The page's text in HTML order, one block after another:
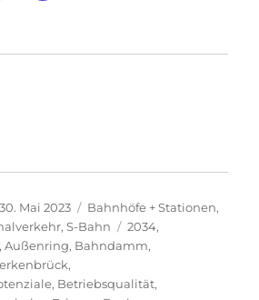
Veröffentlicht
30. Mai 2023 Kategorien
Bahnhöfe + Stationen,
,S-Bahn Schlagwörter
2034,
,Außenring, Bahndamm,
,
, Betriebsqualität,